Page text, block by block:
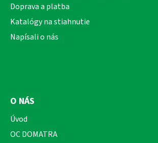
Doprava a platba
Katalógy na stiahnutie
Napísali o nás
O NÁS
Úvod
OC DOMATRA